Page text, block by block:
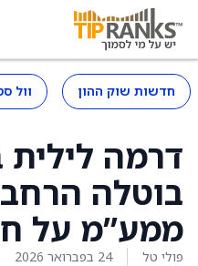
חדשות שוק ההון וול
דרמה
בוטלה
ממע”מ על
פולי טל 24 בפברואר 2026